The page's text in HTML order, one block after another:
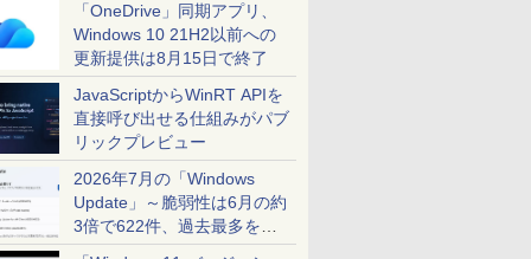
「OneDrive」同期アプリ、
Windows 10 21H2以前への
更新提供は8月15日で終了
JavaScriptからWinRT APIを
直接呼び出せる仕組みがパブ
リックプレビュー
2026年7月の「Windows
Update」～脆弱性は6月の約
3倍で622件、過去最多を大
幅に更新